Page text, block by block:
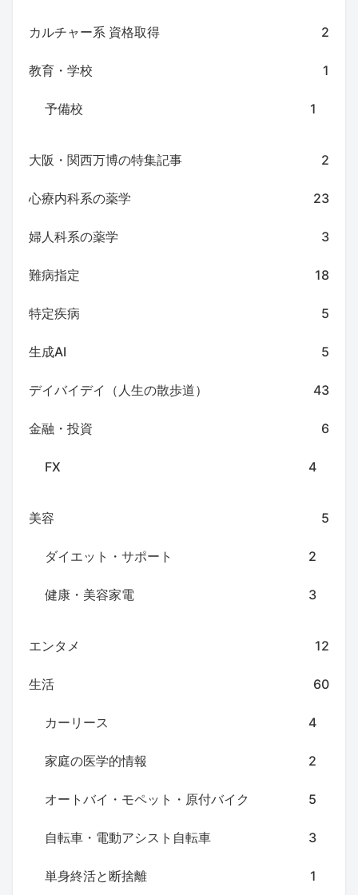
カルチャー系 資格取得 2
教育・学校 1
予備校 1
大阪・関西万博の特集記事 2
心療内科系の薬学 23
婦人科系の薬学 3
難病指定 18
特定疾病 5
生成AI 5
デイバイデイ（人生の散歩道） 43
金融・投資 6
FX 4
美容 5
ダイエット・サポート 2
健康・美容家電 3
エンタメ 12
生活 60
カーリース 4
家庭の医学的情報 2
オートバイ・モペット・原付バイク 5
自転車・電動アシスト自転車 3
単身終活と断捨離 1